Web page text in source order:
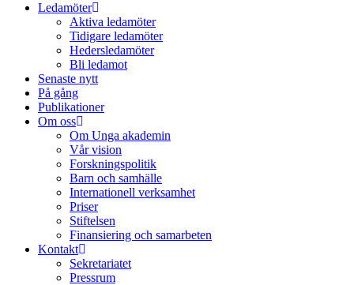
Ledamöter
Aktiva ledamöter
Tidigare ledamöter
Hedersledamöter
Bli ledamot
Senaste nytt
På gång
Publikationer
Om oss
Om Unga akademin
Vår vision
Forskningspolitik
Barn och samhälle
Internationell verksamhet
Priser
Stiftelsen
Finansiering och samarbeten
Kontakt
Sekretariatet
Pressrum